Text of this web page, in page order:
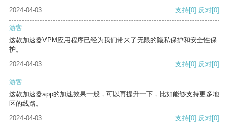
2024-04-03
支持[0] 反对[0]
游客
这款加速器VPM应用程序已经为我们带来了无限的隐私保护和安全性保
护。
2024-04-03
支持[0] 反对[0]
游客
这款加速器app的加速效果一般，可以再提升一下，比如能够支持更多地
区的线路。
2024-04-03
支持[0] 反对[0]